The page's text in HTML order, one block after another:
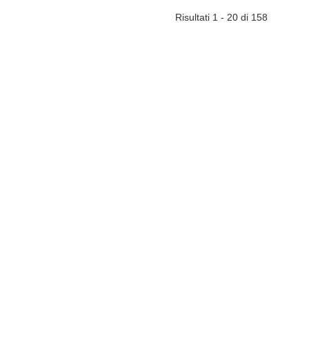
Risultati 1 - 20 di 158